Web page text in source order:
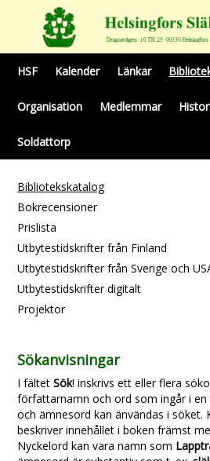
HSF Kalender Länkar
Organisation Medlemmar
Soldattorp
Bibliotekskatalog
Bokrecensioner
Prislista
Utbytestidskrifter från Finland
Utbytestidskrifter från Sverige och
Utbytestidskrifter digitalt
Projektor
Sökanvisningar
I fältetSök! inskrivs ett eller flera
författarnamn och ord som ingår i en
och ämnesord kan änvändas i söket.
beskriver innehållet i boken främst
Nyckelord kan vara namn som